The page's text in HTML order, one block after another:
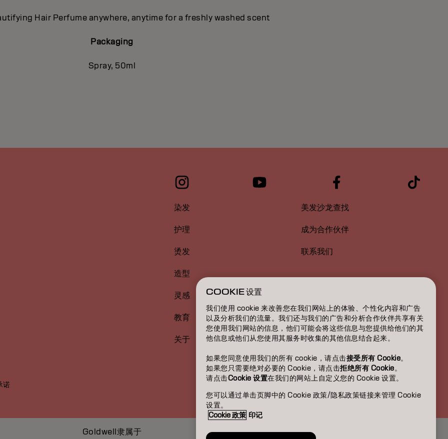
Hair Perfume anywhere, anytime for a freshly washed scent
Packaging
Spray, 50ml
染发
护理
烫发
造型
灵感
教育
关于
美发沙龙查找
成为合作伙伴
联系我们
诺 CN | Chinese (Traditional)
Goldwell隶属于
COOKIE 设置
我们使用 cookie 来改善您在我们网站上的体验、个性化内容和广告
以及分析我们的流量。我们还与我们的广告和分析合作伙伴共享有关
您使用我们网站的信息，他们可能会将这些信息与您提供给他们的其
他信息或他们从您使用其服务时收集的其他信息结合起来。
如果您同意使用我们的所有 cookie，请点击接受所有 Cookie。
如果您只需要绝对必要的 Cookie，请点击拒绝所有 Cookie。
请点击Cookie 设置在我们的网站上自定义您的 Cookie 设置。
您可以通过单击页脚中的 Cookie 政策/隐私政策链接来管理 Cookie
设置。
Cookie 政策 印记